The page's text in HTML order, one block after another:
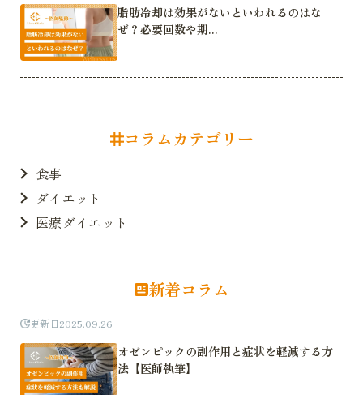
脂肪冷却は効果がないといわれるのはな
ぜ？必要回数や期...
コラムカテゴリー
食事
ダイエット
医療ダイエット
新着コラム
更新日2025.09.26
オゼンピックの副作用と症状を軽減する方
法【医師執筆】